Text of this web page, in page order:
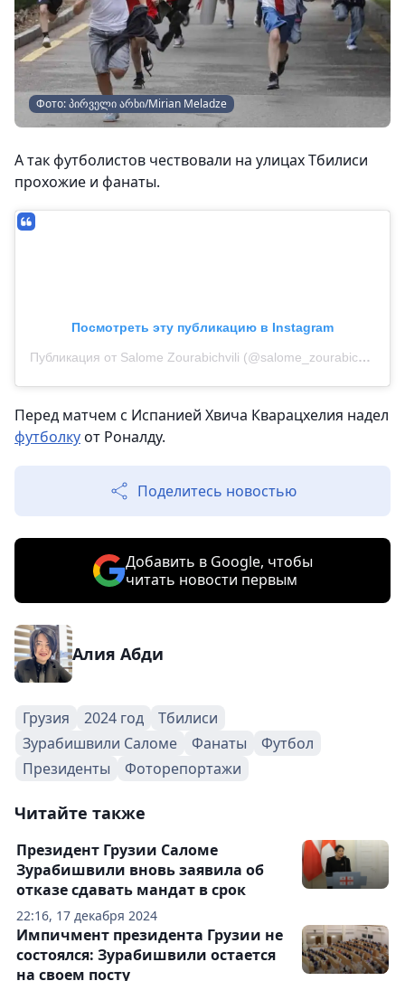
Фото: პირველი არხი/Mirian Meladze
А так футболистов чествовали на улицах Тбилиси
прохожие и фанаты.
Посмотреть эту публикацию в Instagram
Публикация от Salome Zourabichvili (@salome_zourabichvili)
Перед матчем с Испанией Хвича Кварацхелия надел
футболкуот Роналду.
Поделитесь новостью
Добавить в Google, чтобы
читать новости первым
Алия Абди
Грузия 2024 год
Тбилиси
Зурабишвили Саломе
Фанаты
Футбол
Президенты
Фоторепортажи
Читайте также
22:16, 17 декабря 2024
Президент Грузии Саломе
Зурабишвили вновь заявила об
отказе сдавать мандат в срок
Импичмент президента Грузии не
состоялся: Зурабишвили остается
на своем посту